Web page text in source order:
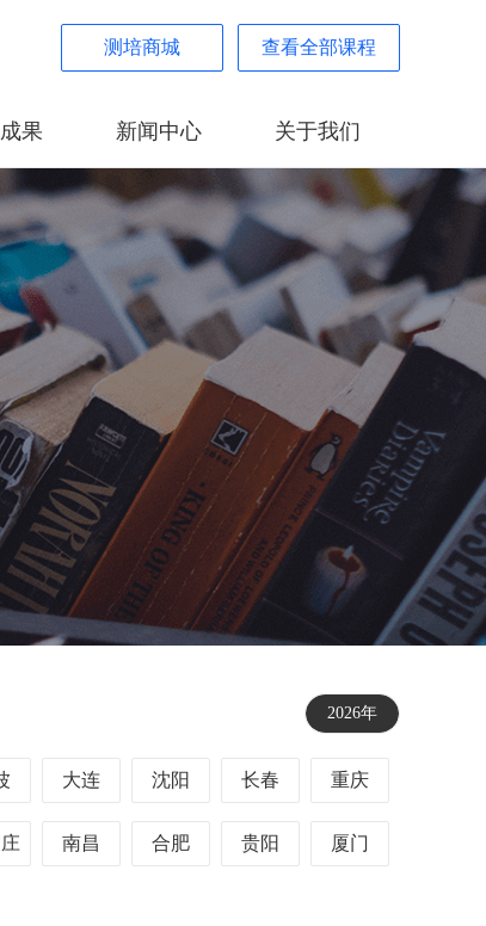
测培商城 查看全部课程
果 新闻中心 关于我们
2026年
大连 沈阳 长春 重庆
南昌 合肥 贵阳 厦门